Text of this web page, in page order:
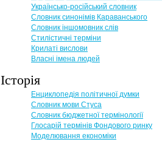
Українсько-російський словник
Словник синонімів Караванського
Словник іншомовник слів
Стилістичні терміни
Крилаті вислови
Власні імена людей
Історія
Енциклопедія політичної думки
Словник мови Стуса
Словник бюджетної термінології
Глосарій термінів Фондового ринку
Моделювання економіки